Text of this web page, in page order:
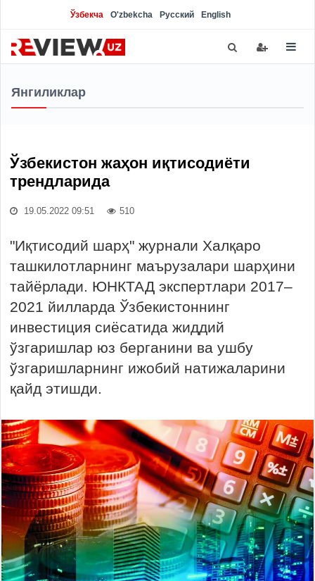
Ўзбекча O'zbekcha Русский English
Янгиликлар
Ўзбекистон жаҳон иқтисодиёти
трендларида
19.05.2022 09:51 510
"Иқтисодий шарҳ" журнали Халқаро
ташкилотларнинг маърузалари шарҳини
тайёрлади. ЮНКТАД экспертлари 2017–
2021 йилларда Ўзбекистоннинг
инвестиция сиёсатида жиддий
ўзгаришлар юз берганини ва ушбу
ўзгаришларнинг ижобий натижаларини
қайд этишди.